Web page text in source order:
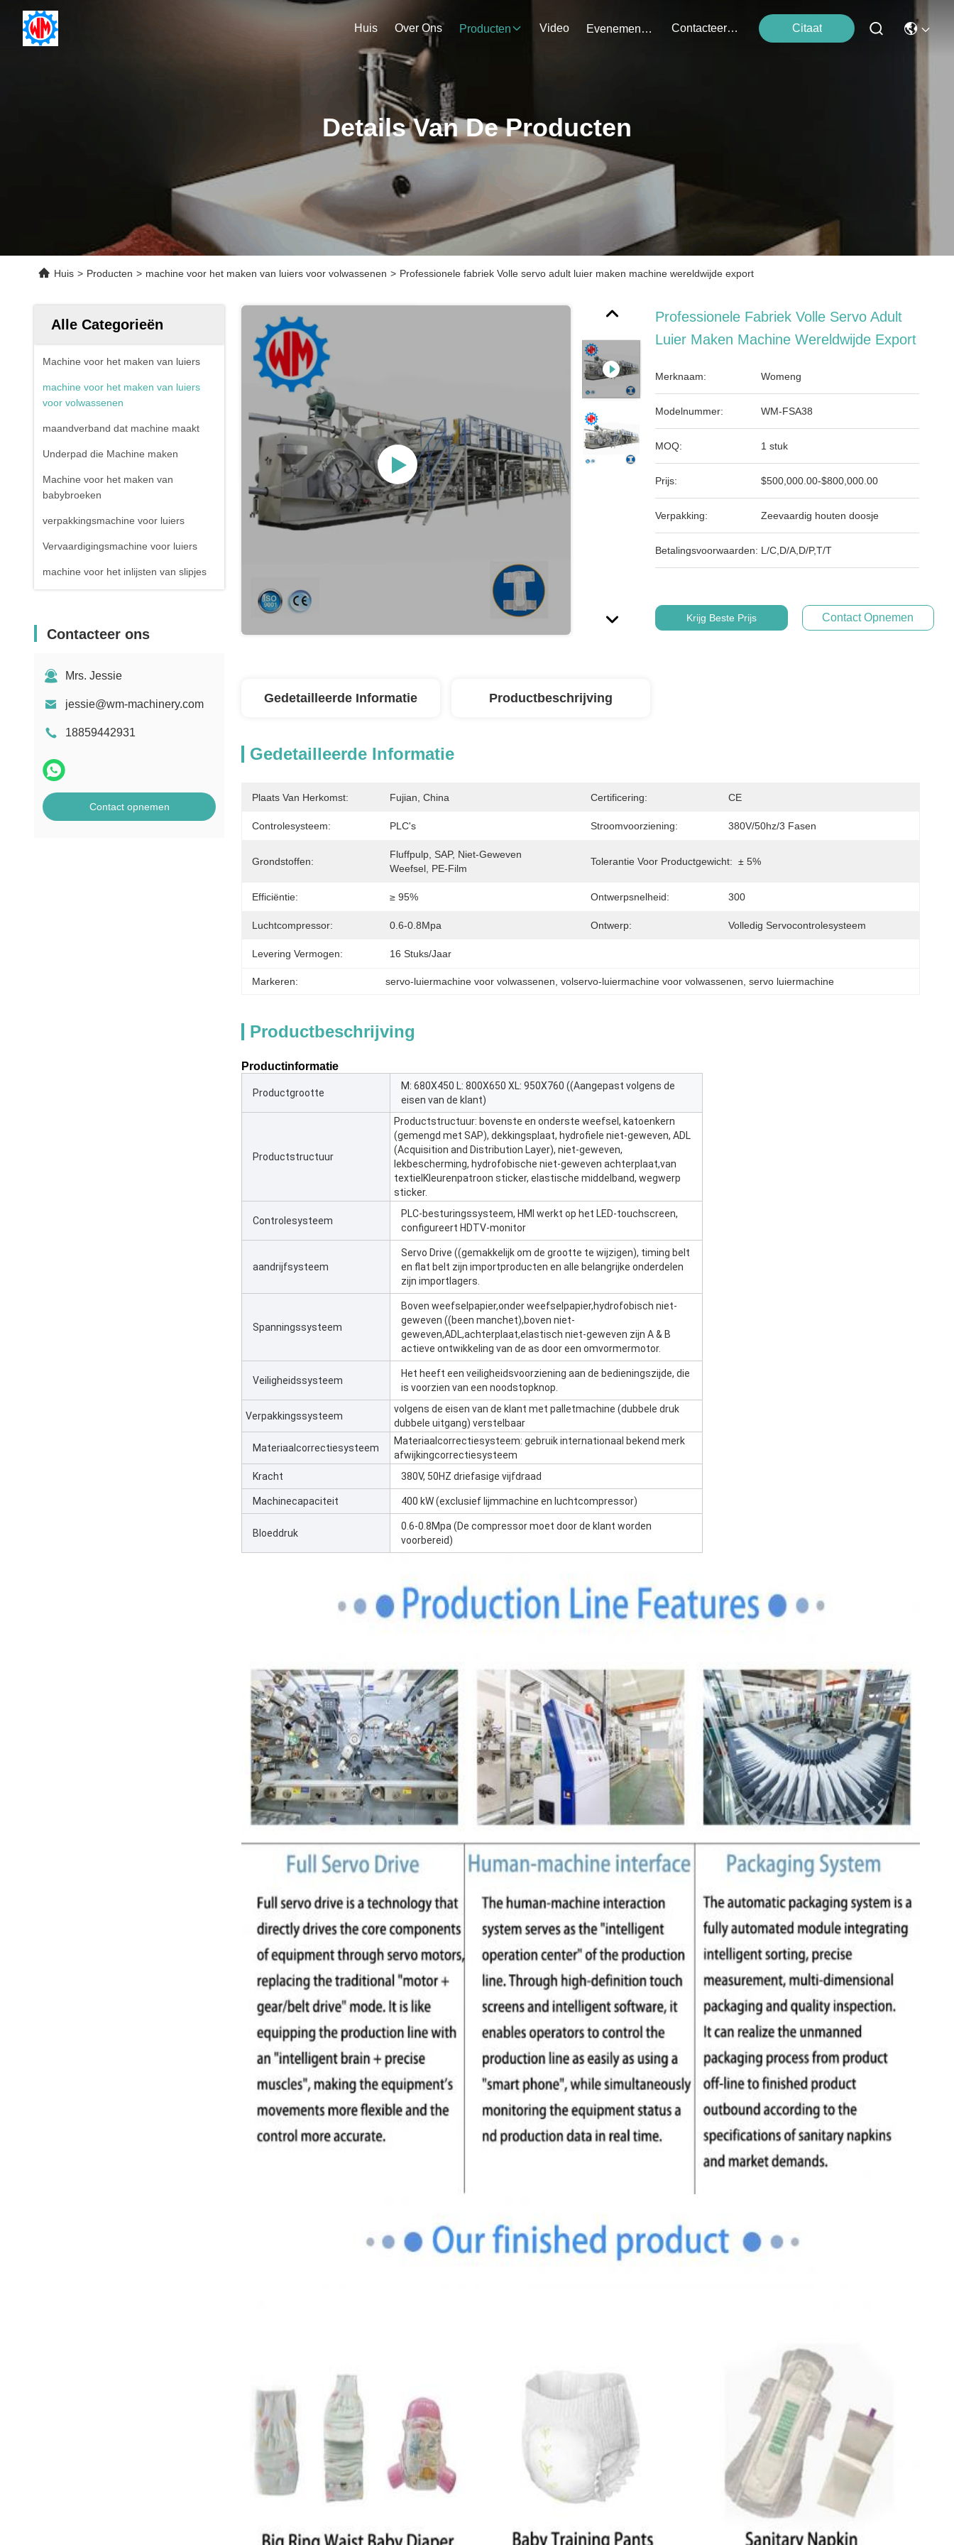
Huis Over Ons Producten Video Evenementen Contacteer Ons Citaat
Details Van De Producten
Huis > Producten > machine voor het maken van luiers voor volwassenen > Professionele fabriek Volle servo adult luier maken machine wereldwijde export
Alle Categorieën
Machine voor het maken van luiers
machine voor het maken van luiers
voor volwassenen
maandverband dat machine maakt
Underpad die Machine maken
Machine voor het maken van
babybroeken
verpakkingsmachine voor luiers
Vervaardigingsmachine voor luiers
machine voor het inlijsten van slipjes
Contacteer ons
Mrs. Jessie
jessie@wm-machinery.com
18859442931
Contact opnemen
Professionele Fabriek Volle Servo Adult
Luier Maken Machine Wereldwijde Export
Merknaam: Womeng
Modelnummer: WM-FSA38
MOQ: 1 stuk
Prijs: $500,000.00-$800,000.00
Verpakking: Zeevaardig houten doosje
Betalingsvoorwaarden: L/C,D/A,D/P,T/T
Krijg Beste Prijs Contact Opnemen
Gedetailleerde Informatie Productbeschrijving
Gedetailleerde Informatie
Plaats Van Herkomst: Fujian, China Certificering: CE
Controlesysteem: PLC's Stroomvoorziening: 380V/50hz/3 Fasen
Grondstoffen:
Fluffpulp, SAP, Niet-Geweven
Weefsel, PE-Film
Tolerantie Voor Productgewicht: ± 5%
Efficiëntie: ≥ 95% Ontwerpsnelheid: 300
Luchtcompressor: 0.6-0.8Mpa Ontwerp: Volledig Servocontrolesysteem
Levering Vermogen: 16 Stuks/jaar
Markeren: servo-luiermachine voor volwassenen , volservo-luiermachine voor volwassenen , servo luiermachine
Productbeschrijving
Productinformatie
Productgrootte
M: 680X450 L: 800X650 XL: 950X760 ((Aangepast volgens de
eisen van de klant)
Productstructuur
Productstructuur: bovenste en onderste weefsel, katoenkern
(gemengd met SAP), dekkingsplaat, hydrofiele niet-geweven, ADL
(Acquisition and Distribution Layer), niet-geweven,
lekbescherming, hydrofobische niet-geweven achterplaat,van
textielKleurenpatroon sticker, elastische middelband, wegwerp
sticker.
Controlesysteem
PLC-besturingssysteem, HMI werkt op het LED-touchscreen,
configureert HDTV-monitor
aandrijfsysteem
Servo Drive ((gemakkelijk om de grootte te wijzigen), timing belt
en flat belt zijn importproducten en alle belangrijke onderdelen
zijn importlagers.
Spanningssysteem
Boven weefselpapier,onder weefselpapier,hydrofobisch niet-
geweven ((been manchet),boven niet-
geweven,ADL,achterplaat,elastisch niet-geweven zijn A & B
actieve ontwikkeling van de as door een omvormermotor.
Veiligheidssysteem
Het heeft een veiligheidsvoorziening aan de bedieningszijde, die
is voorzien van een noodstopknop.
Verpakkingssysteem
volgens de eisen van de klant met palletmachine (dubbele druk
dubbele uitgang) verstelbaar
Materiaalcorrectiesysteem
Materiaalcorrectiesysteem: gebruik internationaal bekend merk
afwijkingcorrectiesysteem
Kracht
380V, 50HZ driefasige vijfdraad
Machinecapaciteit 400 kW (exclusief lijmmachine en luchtcompressor)
Bloeddruk
0.6-0.8Mpa (De compressor moet door de klant worden
voorbereid)